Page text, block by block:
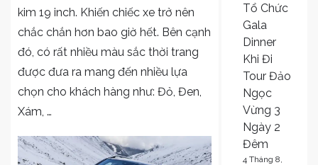
kim 19 inch. Khiến chiếc xe trở nên
chắc chắn hơn bao giờ hết. Bên cạnh
đó, có rất nhiều màu sắc thời trang
được đưa ra mang đến nhiều lựa
chọn cho khách hàng như: Đỏ, Đen,
Xám, …
Tổ Chức
Gala
Dinner
Khi Đi
Tour Đảo
Ngọc
Vừng 3
Ngày 2
Đêm
4 Tháng 8,